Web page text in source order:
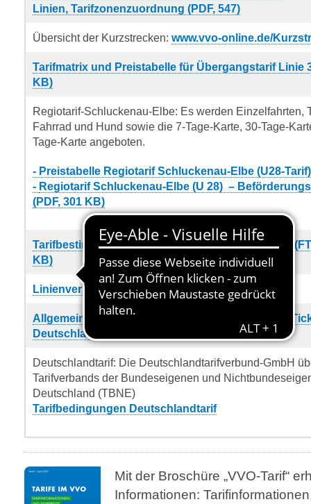
Linien, Tarifzonenzuordnung (PDF, 547)
Übersicht der Kurzstrecken: www.vvo-online.de/
Tarifmatrix und Preistabelle für Übergangstarif Linie
KB)
Regiotarif-Schluckenau-Elbe: Es werden Einzelfahrten,
Fahrrad und Hund sowie die 7-Tage-Karte, 30-Tage-
Tage-Karte angeboten.
- Preistabelle Regiotarif Schlucken­au-Elbe (U28-Tarif)
- Regiotarif Schluckenau-Elbe (U 28) –
(PDF, 301 KB)
Tarifbestimmungen für das FerienTicket Sachsen
KB)
Linienverzeichnis Elbe-Labe-Ticket (PDF, 1,1 MB)
Allgemeine Geschäftsbedingungen (AGB)
Deutschland für das VVO-Gebiet (PDF)
Deutschlandtarif: Die Deutschlandtarifverbund-GmbH
Tarifverbands der Bundeseigenen und
Deutschland (TBNE)
Tarifbedingungen Deutschlandtarif
Mit der Broschüre „VVO-Tarif“
Informationen: